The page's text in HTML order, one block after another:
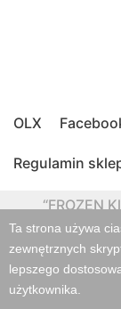
Ta strona używa
zewnętrznych
lepszego
użytkownika.
OLX
Regulamin
“FROZEN
Janaszczyk,
konta